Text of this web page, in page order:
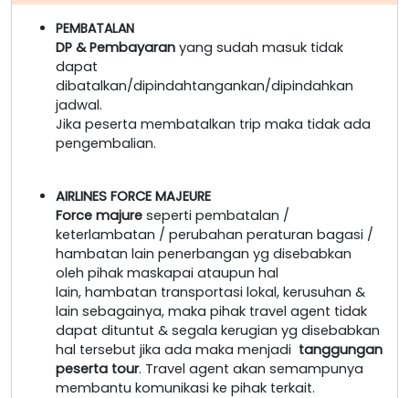
PEMBATALAN
DP & Pembayaran yang sudah masuk tidak
dapat
dibatalkan/dipindahtangankan/dipindahkan
jadwal.
Jika peserta membatalkan trip maka tidak ada
pengembalian.
AIRLINES FORCE MAJEURE
Force majure seperti pembatalan /
keterlambatan / perubahan peraturan bagasi /
hambatan lain penerbangan yg disebabkan
oleh pihak maskapai ataupun hal
lain, hambatan transportasi lokal, kerusuhan &
lain sebagainya, maka pihak travel agent tidak
dapat dituntut & segala kerugian yg disebabkan
hal tersebut jika ada maka menjadi tanggungan
peserta tour. Travel agent akan semampunya
membantu komunikasi ke pihak terkait.